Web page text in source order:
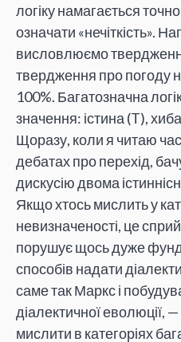
логіку намагається
означати «нечіткість».
висловлюємо
твердження про погоду
100%. Багатозначна
значення: істина (T),
Щоразу, коли я читаю
дебатах про перехід,
дискусію двома
Якщо хтось мислить у
невизначеності, це
порушує щось дуже
способів надати
саме так Маркс і
діалектичної еволюції,
мислити в категоріях